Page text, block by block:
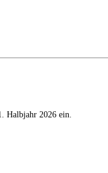
Halbjahr 2026 ein.